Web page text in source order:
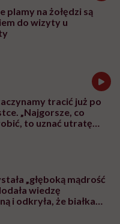
plamy na żołędzi są
do wizyty u
tracić już po
„Najgorsze, co
to uznać utratę
„głęboką mądrość
wiedzę
i odkryła, że białka